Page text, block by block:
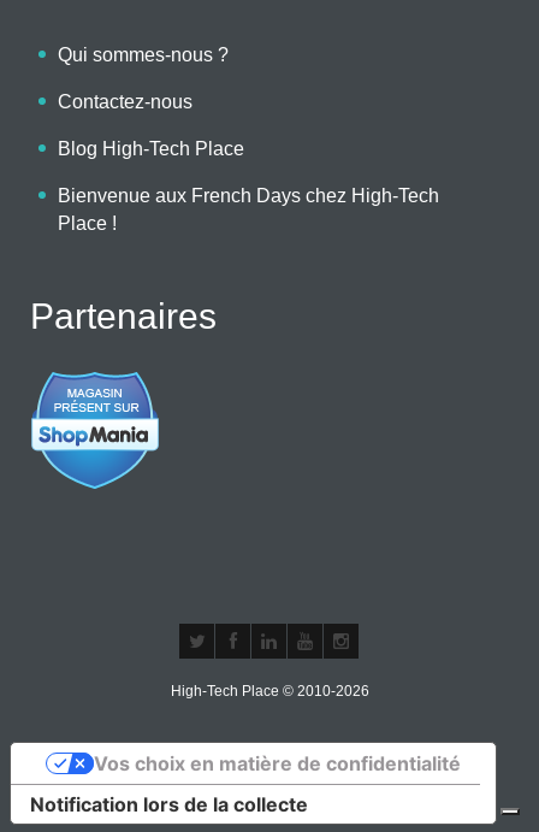
Qui sommes-nous ?
Contactez-nous
Blog High-Tech Place
Bienvenue aux French Days chez High-Tech
Place !
Partenaires
High-Tech Place © 2010-2026
Notification lors de la collecte
Vos choix en matière de confidentialité